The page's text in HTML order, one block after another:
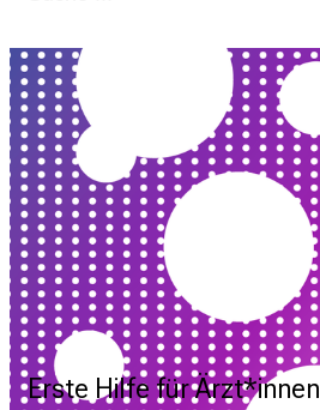
Erste Hilfe für Ärzt*innen